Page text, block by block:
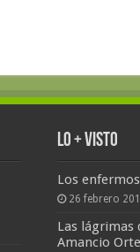
Lo + Visto
Los
26 febrero
Las lágrimas
Amancio